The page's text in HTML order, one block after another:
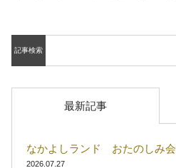
記事検索
最新記事
なかよしランド おたのしみ会
2026.07.27